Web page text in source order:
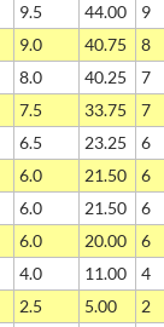
9.5 44.00
9
9.0 40.75
8
8.0 40.25
7
7.5 33.75
7
6.5 23.25
6
6.0 21.50
6
6.0 21.50
6
6.0 20.00
6
4.0 11.00
4
2.5 5.00
2